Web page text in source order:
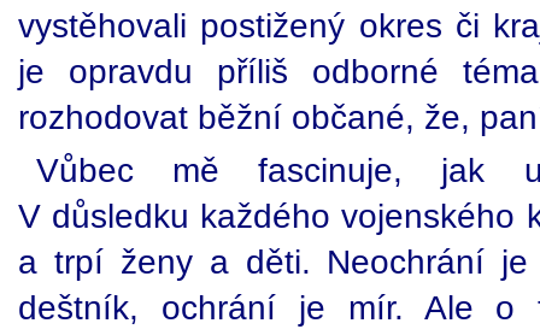
vystěhovali postižený okres či
je opravdu příliš odborné
rozhodovat běžní občané, že,
Vůbec mě fascinuje, jak
V důsledku každého vojenského
a trpí ženy a děti. Neochrání je
deštník, ochrání je mír. Ale o